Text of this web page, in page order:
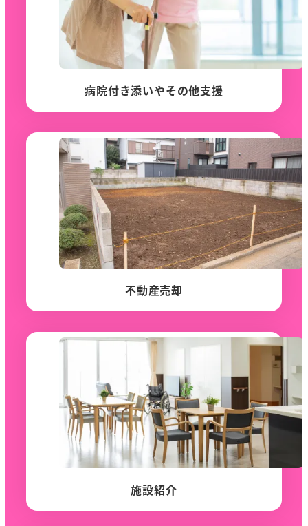
病院付き添いやその他支援
不動産売却
施設紹介